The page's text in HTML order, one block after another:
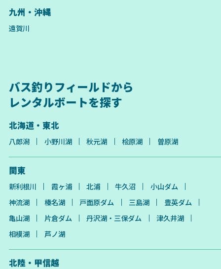
九州・沖縄
遠賀川
バス釣りフィールドから
レンタルボートを探す
北海道・東北
八郎潟 小野川湖 秋元湖 桧原湖 曽原湖
関東
新利根川 霞ヶ浦 北浦 牛久沼
小山ダム
神流湖
榛名湖 戸面原ダム 三島湖
豊英ダム
亀山湖
片倉ダム 丹沢湖・三保ダム
津久井湖
相模湖
芦ノ湖
北陸・甲信越